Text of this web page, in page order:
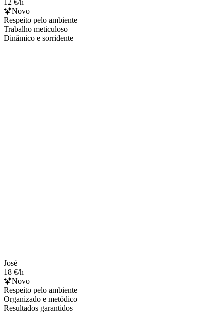
12 €/h
Novo
Respeito pelo ambiente
Trabalho meticuloso
Dinâmico e sorridente
José
18 €/h
Novo
Respeito pelo ambiente
Organizado e metódico
Resultados garantidos